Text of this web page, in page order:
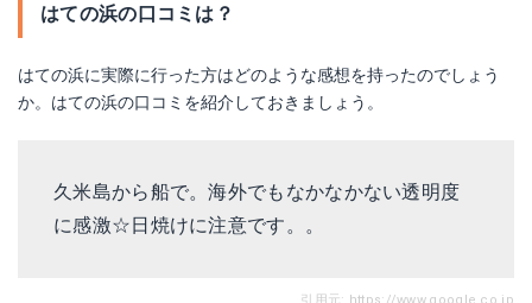
はての浜の口コミは？
はての浜に実際に行った方はどのような感想を持ったのでしょう
か。はての浜の口コミを紹介しておきましょう。
久米島から船で。海外でもなかなかない透明度
に感激☆日焼けに注意です。。